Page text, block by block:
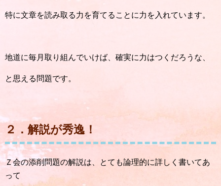
特に文章を読み取る力を育てることに力を入れています。
地道に毎月取り組んでいけば、確実に力はつくだろうな、
と思える問題です。
２．解説が秀逸！
Ｚ会の添削問題の解説は、とても論理的に詳しく書いてあ
って